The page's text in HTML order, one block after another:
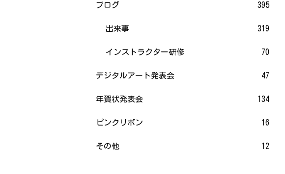
ブログ 395
出来事 319
インストラクター研修 70
デジタルアート発表会 47
年賀状発表会 134
ピンクリボン 16
その他 12